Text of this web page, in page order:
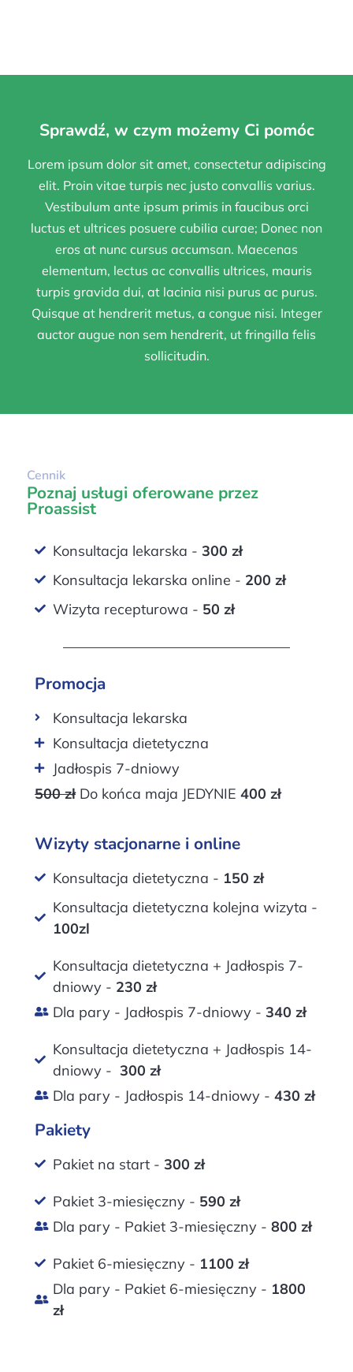
Sprawdź, w czym możemy Ci pomóc
Lorem ipsum dolor sit amet, consectetur adipiscing
elit. Proin vitae turpis nec justo convallis varius.
Vestibulum ante ipsum primis in faucibus orci
luctus et ultrices posuere cubilia curae; Donec non
eros at nunc cursus accumsan. Maecenas
elementum, lectus ac convallis ultrices, mauris
turpis gravida dui, at lacinia nisi purus ac purus.
Quisque at hendrerit metus, a congue nisi. Integer
auctor augue non sem hendrerit, ut fringilla felis
sollicitudin.
Cennik
Poznaj usługi oferowane przez
Proassist
Konsultacja lekarska - 300 zł
Konsultacja lekarska online - 200 zł
Wizyta recepturowa - 50 zł
Promocja
Konsultacja lekarska
Konsultacja dietetyczna
Jadłospis 7-dniowy
500 złDo końca maja JEDYNIE 400 zł
Wizyty stacjonarne i online
Konsultacja dietetyczna - 150 zł
Konsultacja dietetyczna kolejna wizyta -
100zl
Konsultacja dietetyczna + Jadłospis 7-
dniowy - 230 zł
Dla pary - Jadłospis 7-dniowy - 340 zł
Konsultacja dietetyczna + Jadłospis 14-
dniowy - 300 zł
Dla pary - Jadłospis 14-dniowy - 430 zł
Pakiety
Pakiet na start - 300 zł
Pakiet 3-miesięczny - 590 zł
Dla pary - Pakiet 3-miesięczny - 800 zł
Pakiet 6-miesięczny - 1100 zł
Dla pary - Pakiet 6-miesięczny - 1800
zł